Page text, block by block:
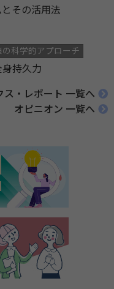
とその活用法
の科学的アプローチ
持久力
ス・レポート 一覧へ
オピニオン 一覧へ